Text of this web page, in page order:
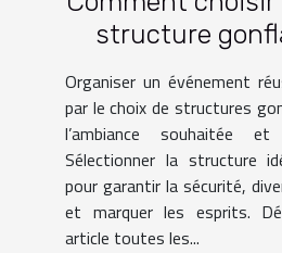
structure
votre
Organiser un événement
par le choix de structures
l’ambiance souhaitée
Sélectionner la structure
pour garantir la sécurité,
et marquer les esprits.
article toutes les...